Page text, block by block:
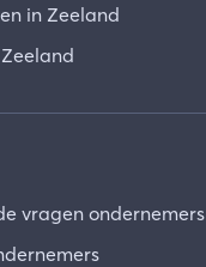
in Zeeland
vragen ondernemers